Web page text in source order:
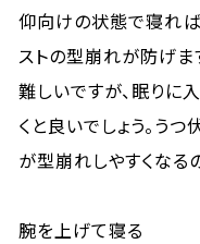
仰向けの状態で寝れ
ストの型崩れが防げま
難しいですが、眠りに
くと良いでしょう。う
が型崩れしやすくなる
腕を上げて寝る